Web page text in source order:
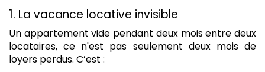
1. La vacance locative invisible
Un appartement vide pendant deux mois entre deux
locataires, ce n'est pas seulement deux mois de
loyers perdus. C’est :